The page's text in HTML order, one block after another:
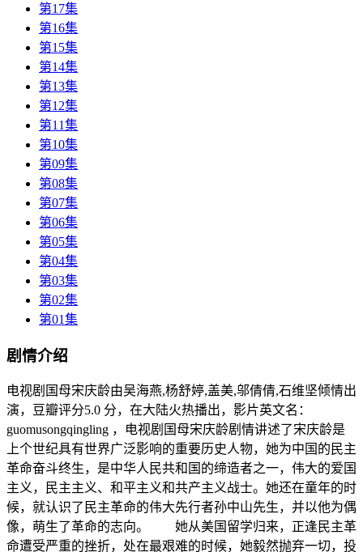
第17集
第16集
第15集
第14集
第13集
第12集
第11集
第10集
第09集
第08集
第07集
第06集
第05集
第04集
第03集
第02集
第01集
剧情介绍
电视剧国母宋庆龄由吴海燕,杨舒婷,盖美,邬倩倩,石维坚倾情出
演，豆瓣评分5.0 分，在大陆火热播出，影片英文名：
guomusongqingling ，电视剧国母宋庆龄剧情讲述了宋庆龄是
上个世纪具有世界广泛影响的重要历史人物，她为中国的民主
革命奋斗终生，是中华人民共和国的缔造者之一，伟大的爱国
主义，民主主义、和平主义和共产主义战士。她还在童年的时
候，就认识了民主革命的伟大先行者孙中山先生，并以他为偶
像，萌生了革命的志向。 她从美国留学归来，正逢民主革
命遭受严重的挫折，处在最艰难的时候，她毅然抛弃一切，投